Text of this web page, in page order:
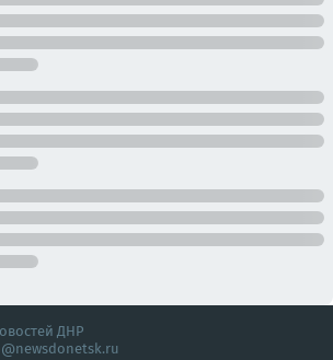
ДНР